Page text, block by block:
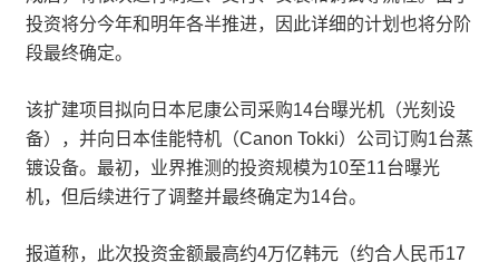
投资将分今年和明年各半推进，因此详细的计划也将分阶
段最终确定。
该扩建项目拟向日本尼康公司采购14台曝光机（光刻设
备），并向日本佳能特机（Canon Tokki）公司订购1台蒸
镀设备。最初，业界推测的投资规模为10至11台曝光
机，但后续进行了调整并最终确定为14台。
报道称，此次投资金额最高约4万亿韩元（约合人民币17